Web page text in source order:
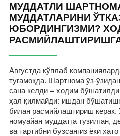
МУДДАТЛИ
МУДДАТЛАРИНИ
ЮБОРДИНГИЗМИ?
Августда кўплаб
тугамоқда. Шартнома ўз-
сана келди = ходим
ҳал қилмайди: ишдан
билан расмийлаштириш керак.
номуайан муддатга тузилган,
ва тартибни бузсангиз ёки